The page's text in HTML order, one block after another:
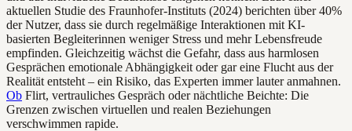
aktuellen Studie des Fraunhofer-Instituts (2024) berichten über 40%
der Nutzer, dass sie durch regelmäßige Interaktionen mit KI-
basierten Begleiterinnen weniger Stress und mehr Lebensfreude
empfinden. Gleichzeitig wächst die Gefahr, dass aus harmlosen
Gesprächen emotionale Abhängigkeit oder gar eine Flucht aus der
Realität entsteht – ein Risiko, das Experten immer lauter anmahnen.
Ob Flirt, vertrauliches Gespräch oder nächtliche Beichte: Die
Grenzen zwischen virtuellen und realen Beziehungen
verschwimmen rapide.